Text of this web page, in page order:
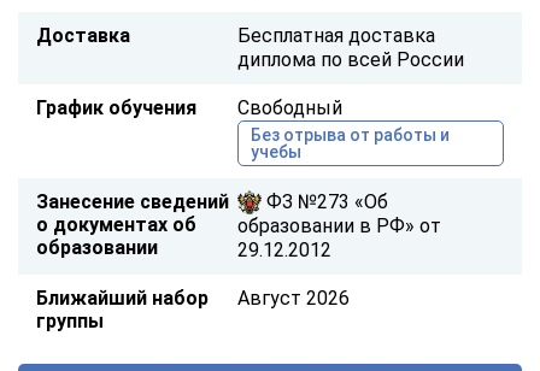
Доставка
Бесплатная доставка
диплома по всей России
График обучения Свободный
Без отрыва от работы и
учебы
Занесение сведений
о документах об
образовании
ФЗ №273 «Об
образовании в РФ» от
29.12.2012
Ближайший набор
группы
Август 2026